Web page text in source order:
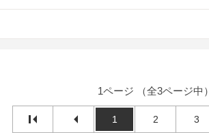
1ページ （全3ページ中）
1 2 3